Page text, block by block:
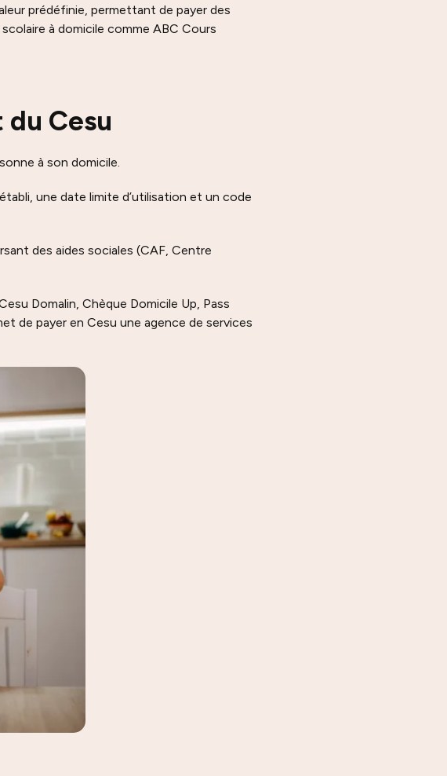
prédéfinie, permettant de payer des
à domicile comme ABC Cours
Cesu
à son domicile.
une date limite d’utilisation et un code
des aides sociales (CAF, Centre
Domalin, Chèque Domicile Up, Pass
de payer en Cesu une agence de services